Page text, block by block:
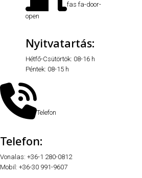
fas fa-door-
open
Nyitvatartás:
Hétfő-Csütörtök: 08-16 h
Péntek: 08-15 h
Telefon
Telefon:
Vonalas: +36-1 280-0812
Mobil: +36-30 991-9607